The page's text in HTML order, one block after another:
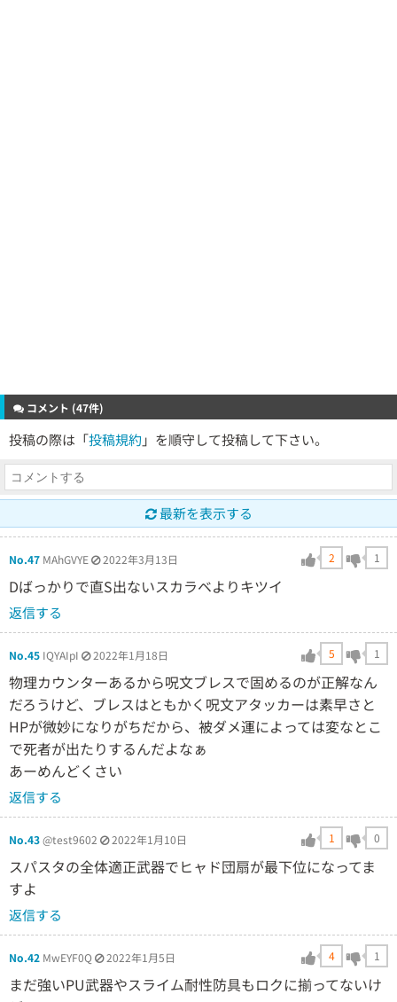
コメント (47件)
投稿の際は「投稿規約 」を順守して投稿して下さい。
最新を表示する
No.47 MAhGVYE 2022年3月13日 2 1
Dばっかりで直S出ないスカラベよりキツイ
返信する
No.45 IQYAIpI 2022年1月18日 5 1
物理カウンターあるから呪文ブレスで固めるのが正解なん
だろうけど、ブレスはともかく呪文アタッカーは素早さと
HPが微妙になりがちだから、被ダメ運によっては変なとこ
で死者が出たりするんだよなぁ
あーめんどくさい
返信する
No.43@test9602 2022年1月10日 1 0
スパスタの全体適正武器でヒャド団扇が最下位になってま
すよ
返信する
No.42 MwEYF0Q 2022年1月5日 4 1
まだ強いPU武器やスライム耐性防具もロクに揃ってないけ